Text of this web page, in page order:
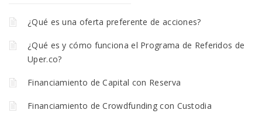
¿Qué es una oferta preferente de acciones?
¿Qué es y cómo funciona el Programa de Referidos de
Uper.co?
Financiamiento de Capital con Reserva
Financiamiento de Crowdfunding con Custodia